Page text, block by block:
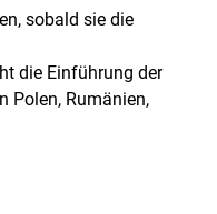
sobald sie die
die Einführung der
Polen, Rumänien,